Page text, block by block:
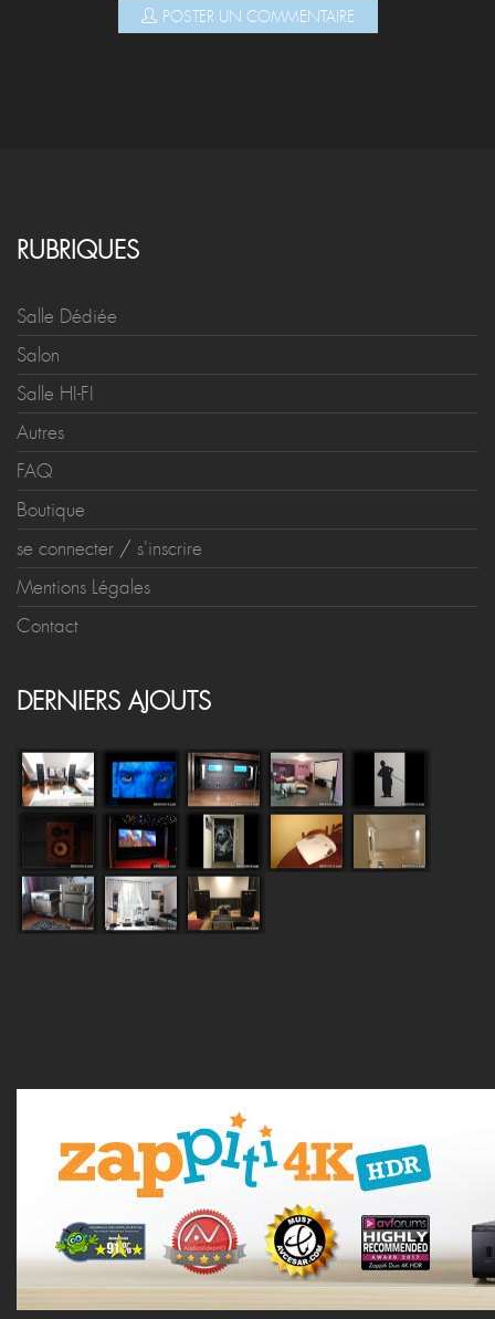
RUBRIQUES
Salle Dédiée
Salon
Salle HI-FI
Autres
FAQ
Boutique
se connecter/s'inscrire
Contact
DERNIERS AJOUTS